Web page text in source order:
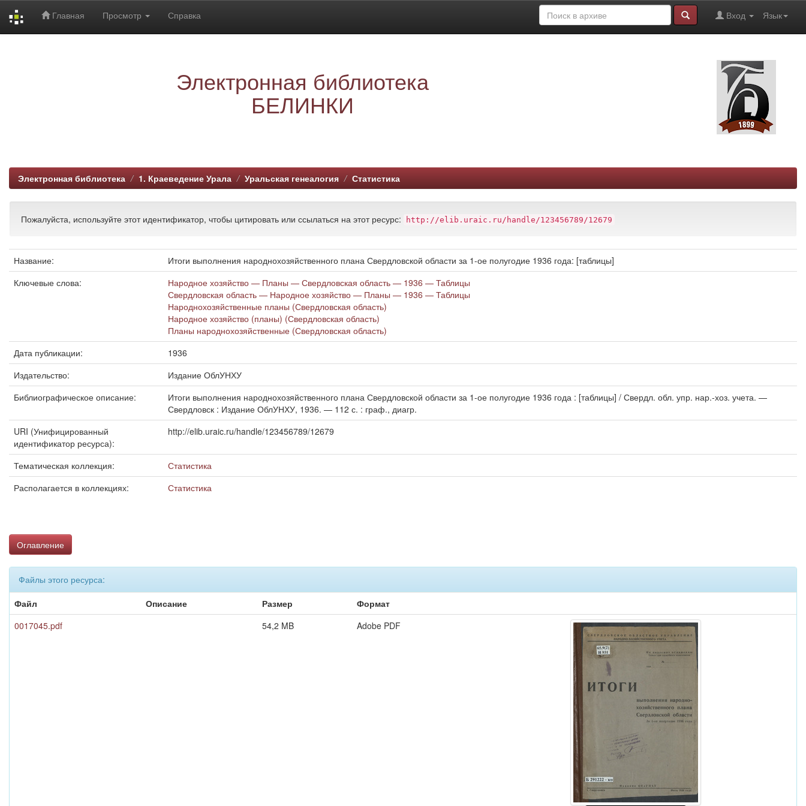
Главная Просмотр Справка Язык
Вход
Электронная библиотека
БЕЛИНКИ
Электронная библиотека 1. Краеведение Урала Уральская генеалогия Статистика
Пожалуйста, используйте этот идентификатор, чтобы цитировать или ссылаться на этот ресурс: http://elib.uraic.ru/handle/123456789/12679
Название:
Итоги выполнения народнохозяйственного плана Свердловской области за 1-ое полугодие 1936 года: [таблицы]
Ключевые слова:
Народное хозяйство — Планы — Свердловская область — 1936 — Таблицы
Свердловская область — Народное хозяйство — Планы — 1936 — Таблицы
Народнохозяйственные планы (Свердловская область)
Народное хозяйство (планы) (Свердловская область)
Планы народнохозяйственные (Свердловская область)
Дата публикации:
1936
Издательство:
Издание ОблУНХУ
Библиографическое описание:
Итоги выполнения народнохозяйственного плана Свердловской области за 1-ое полугодие 1936 года : [таблицы] / Свердл. обл. упр. нар.-хоз. учета. —
Свердловск : Издание ОблУНХУ, 1936. — 112 с. : граф., диагр.
URI (Унифицированный
идентификатор ресурса):
http://elib.uraic.ru/handle/123456789/12679
Тематическая коллекция:
Статистика
Располагается в коллекциях:
Статистика
Оглавление
Файлы этого ресурса:
Файл
Описание Размер
Формат
0017045.pdf
54,2 MB Adobe PDF